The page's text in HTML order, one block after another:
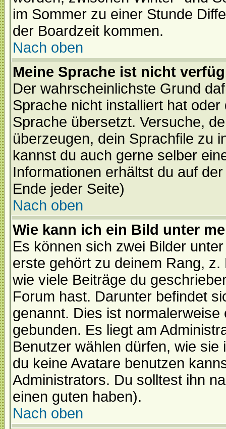
im Sommer zu einer Stunde
der Boardzeit kommen.
Nach oben
Meine Sprache ist nicht
Der wahrscheinlichste Grund
Sprache nicht installiert hat
Sprache übersetzt. Versuche,
überzeugen, dein Sprachfile zu
kannst du auch gerne selber
Informationen erhältst du auf
Ende jeder Seite)
Nach oben
Wie kann ich ein Bild unter
Es können sich zwei Bilder
erste gehört zu deinem Rang,
wie viele Beiträge du
Forum hast. Darunter befindet
genannt. Dies ist
gebunden. Es liegt am
Benutzer wählen dürfen, wie
du keine Avatare benutzen
Administrators. Du solltest ihn
einen guten haben).
Nach oben